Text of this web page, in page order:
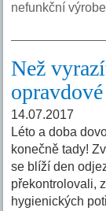
nefunkční
Než
14.07.2017
Léto a doba
konečně tady!
se blíží den
překontrolovali,
hygienických